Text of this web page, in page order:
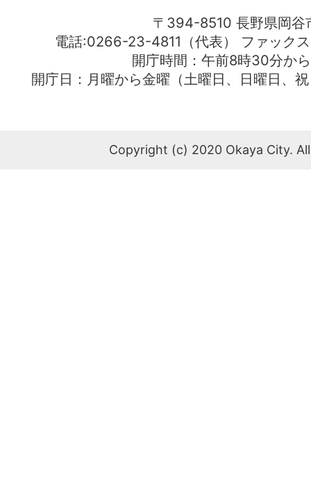
〒394-8510 長野県岡谷
電話:0266-23-4811（代表） ファッ
開庁時間：午前8時30分か
開庁日：月曜から金曜（土曜日、日曜日、
Copyright (c) 2020 Okaya City.